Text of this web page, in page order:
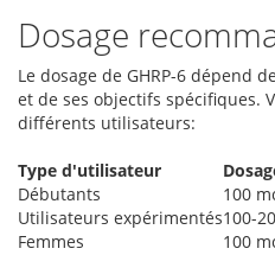
Dosage
Le dosage de GHRP-6 dépend
et de ses objectifs spécifiques.
différents utilisateurs:
Type d'utilisateur
Débutants
100
Utilisateurs expérimentés100-
Femmes
100